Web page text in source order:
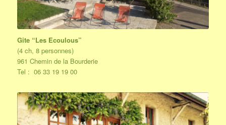
Gite “Les Ecoulous”
(4 ch, 8 personnes)
961 Chemin de la Bourderie
Tel : 06 33 19 19 00